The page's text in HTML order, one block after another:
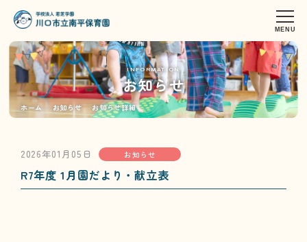
INFORMATION
お知らせ
ホーム お知らせ お知らせ詳細
2026年01月05日 お知らせ
R7年度 1月園だより・献立表